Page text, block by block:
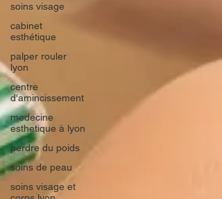
soins visage
cabinet
esthétique
palper rouler
lyon
centre
d'amincissement
medecine
esthetique à lyon
perdre du poids
soins de peau
soins visage et